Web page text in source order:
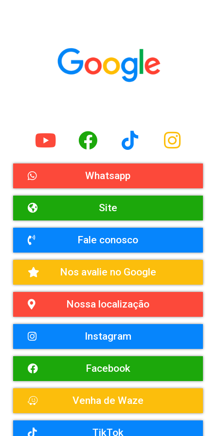
Whatsapp
Site
Fale conosco
Nos avalie no Google
Nossa localização
Instagram
Facebook
Venha de Waze
TikTok